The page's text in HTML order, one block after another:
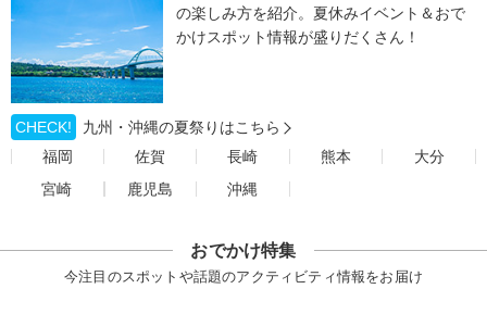
の楽しみ方を紹介。夏休みイベント＆おで
かけスポット情報が盛りだくさん！
CHECK!
九州・沖縄の夏祭りはこちら
福岡
佐賀 長崎 熊本
大分
宮崎
鹿児島 沖縄
おでかけ特集
今注目のスポットや話題のアクティビティ情報をお届け